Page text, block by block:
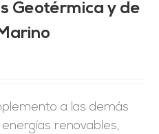
Geotérmica y de
a las demás
renovables,